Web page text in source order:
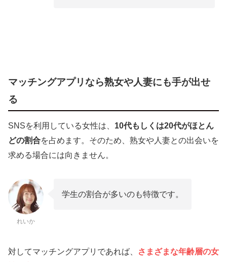
マッチングアプリなら熟女や人妻にも手が出せ
る
SNSを利用している女性は、 10代もしくは20代がほとん
どの割合を占めます。そのため、熟女や人妻との出会いを
求める場合には向きません。
れいか
学生の割合が多いのも特徴です。
対してマッチングアプリであれば、
さまざまな年齢層の女